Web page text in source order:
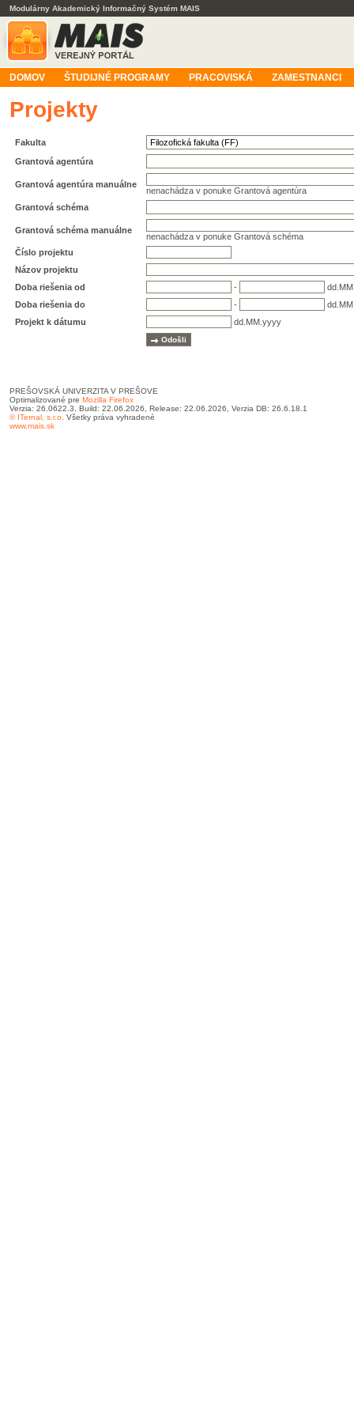
Modulárny Akademický Informačný Systém MAIS
DOMOV ŠTUDIJNÉ PROGRAMY PRACOVISKÁ ZAMESTNANCI
Projekty
Fakulta
Grantová agentúra
Grantová agentúra manuálne
nenachádza v ponuke Grantová agentúra
Grantová schéma
Grantová schéma manuálne
nenachádza v ponuke Grantová schéma
Číslo projektu
Názov projektu
Doba riešenia od
-
Doba riešenia do
-
Projekt k dátumu
dd.MM.yyyy
PREŠOVSKÁ UNIVERZITA V PREŠOVE
Optimalizované pre Mozilla Firefox
Verzia: 26.0622.3, Build: 22.06.2026, Release: 22.06.2026, Verzia DB: 26.6.18.1
© ITernal, s.r.o. Všetky práva vyhradené
www.mais.sk